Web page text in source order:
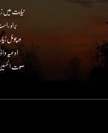
نیابت
براہ
ورچوئل
ادعیہ و
صوت